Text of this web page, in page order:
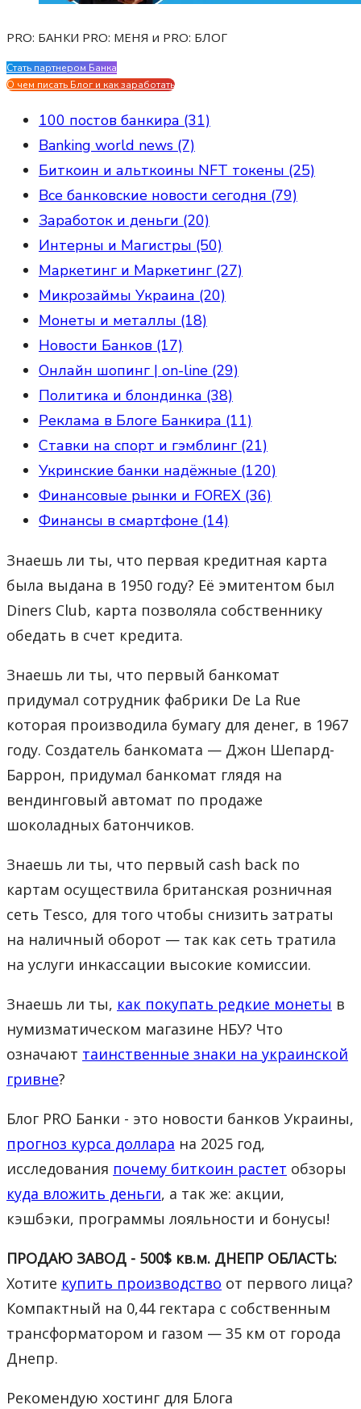
PRO: БАНКИ PRO: МЕНЯ и PRO: БЛОГ
Стать партнером Банка
О чем писать Блог и как заработать
100 постов банкира (31)
Banking world news (7)
Биткоин и альткоины NFT токены (25)
Все банковские новости сегодня (79)
Заработок и деньги (20)
Интерны и Магистры (50)
Маркетинг и Маркетинг (27)
Микрозаймы Украина (20)
Монеты и металлы (18)
Новости Банков (17)
Онлайн шопинг | on-line (29)
Политика и блондинка (38)
Реклама в Блоге Банкира (11)
Ставки на спорт и гэмблинг (21)
Укринские банки надёжные (120)
Финансовые рынки и FOREX (36)
Финансы в смартфоне (14)
Знаешь ли ты, что первая кредитная карта
была выдана в 1950 году? Её эмитентом был
Diners Club, карта позволяла собственнику
обедать в счет кредита.
Знаешь ли ты, что первый банкомат
придумал сотрудник фабрики De La Rue
которая производила бумагу для денег, в 1967
году. Создатель банкомата — Джон Шепард-
Баррон, придумал банкомат глядя на
вендинговый автомат по продаже
шоколадных батончиков.
Знаешь ли ты, что первый cash back по
картам осуществила британская розничная
сеть Tesco, для того чтобы снизить затраты
на наличный оборот — так как сеть тратила
на услуги инкассации высокие комиссии.
Знаешь ли ты, как покупать редкие монеты в
нумизматическом магазине НБУ? Что
означают таинственные знаки на украинской
гривне?
Блог PRO Банки - это новости банков Украины,
прогноз курса доллара на 2025 год,
исследования почему биткоин растет обзоры
куда вложить деньги, а так же: акции,
кэшбэки, программы лояльности и бонусы!
ПРОДАЮ ЗАВОД - 500$ кв.м. ДНЕПР ОБЛАСТЬ:
Хотите купить производство от первого лица?
Компактный на 0,44 гектара с собственным
трансформатором и газом — 35 км от города
Днепр.
Рекомендую хостинг для Блога